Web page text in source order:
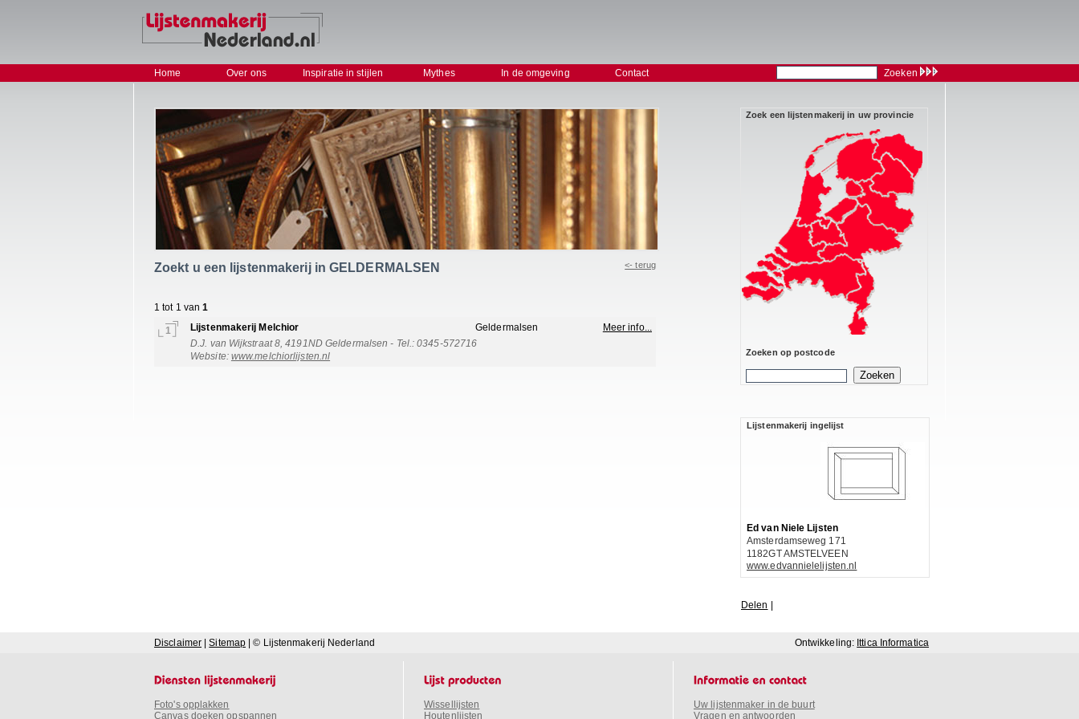
Home Over ons Inspiratie in stijlen Mythes In de omgeving Contact Zoeken
Zoekt u een lijstenmakerij in GELDERMALSEN <- terug
1 tot 1 van1
1 Lijstenmakerij Melchior Geldermalsen
Meer info...
D.J. van Wijkstraat 8, 4191ND Geldermalsen - Tel.: 0345-572716
Website: www.melchiorlijsten.nl
Zoek een lijstenmakerij in uw provincie
Zoeken op postcode
Lijstenmakerij ingelijst
Ed van Niele Lijsten
Amsterdamseweg 171
1182GT AMSTELVEEN
www.edvannielelijsten.nl
Delen
Disclaimer |Sitemap | © Lijstenmakerij Nederland Ontwikkeling: Ittica Informatica
Foto's opplakken
Canvas doeken opspannen
Wissellijsten
Houtenlijsten
Uw lijstenmaker in de buurt
Vragen en antwoorden